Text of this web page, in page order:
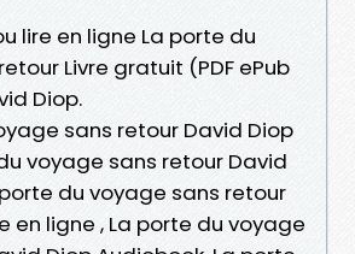
lire en ligne La porte du
Livre gratuit (PDF ePub
Diop.
sans retour David Diop
voyage sans retour David
porte du voyage sans retour
en ligne , La porte du voyage